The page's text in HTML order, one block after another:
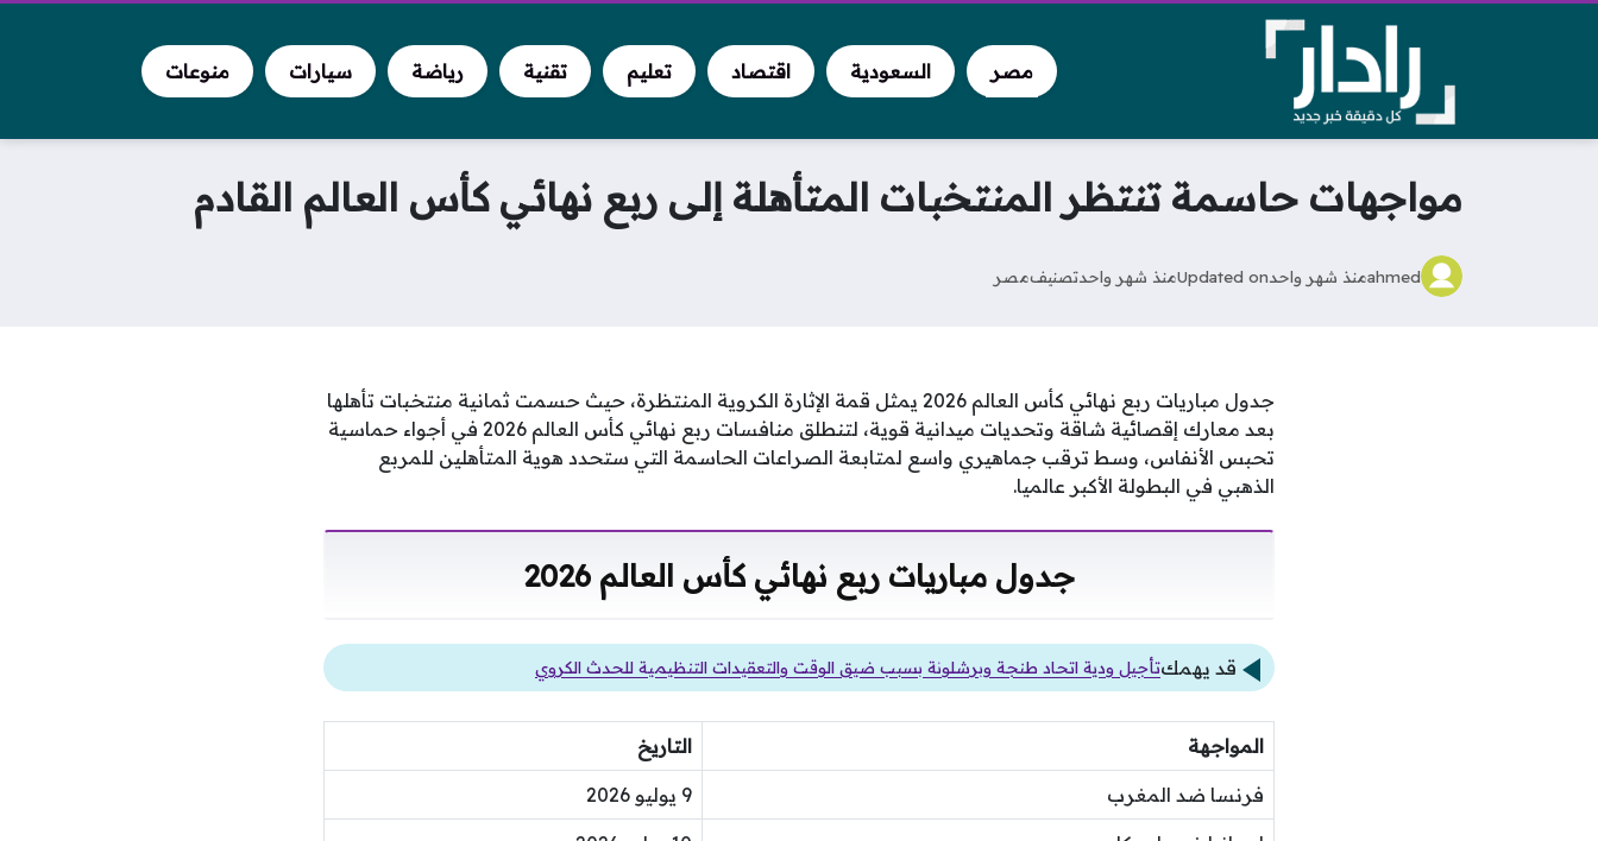
مصر السعودية اقتصاد تعليم تقنية رياضة سيارات منوعات
مواجهات حاسمة تنتظر المنتخبات المتأهلة إلى ربع نهائي كأس العالم القادم
ahmedمنذ شهر واحدUpdated onمنذ شهر واحدتصنيفمصر
جدول مباريات ربع نهائي كأس العالم 2026 يمثل قمة الإثارة الكروية المنتظرة، حيث حسمت ثمانية منتخبات تأهلها
بعد معارك إقصائية شاقة وتحديات ميدانية قوية، لتنطلق منافسات ربع نهائي كأس العالم 2026 في أجواء حماسية
تحبس الأنفاس، وسط ترقب جماهيري واسع لمتابعة الصراعات الحاسمة التي ستحدد هوية المتأهلين للمربع
الذهبي في البطولة الأكبر عالميا.
جدول مباريات ربع نهائي كأس العالم 2026
قد يهمكتأجيل ودية اتحاد طنجة وبرشلونة بسبب ضيق الوقت والتعقيدات التنظيمية للحدث الكروي
المواجهة التاريخ
فرنسا ضد المغرب 9 يوليو 2026